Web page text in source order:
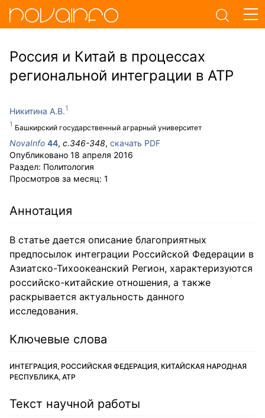
Россия и Китай в процессах
региональной интеграции в АТР
Никитина А.В.
Башкирский государственный аграрный университет
NovaInfo 44, с.346-348, скачать PDF
Опубликовано 18 апреля 2016
Раздел: Политология
Просмотров за месяц: 1
Аннотация
В статье дается описание благоприятных
предпосылок интеграции Российской Федерации в
Азиатско-Тихоокеанский Регион, характеризуются
российско-китайские отношения, а также
раскрывается актуальность данного
исследования.
Ключевые слова
ИНТЕГРАЦИЯ, РОССИЙСКАЯ ФЕДЕРАЦИЯ, КИТАЙСКАЯ НАРОДНАЯ
РЕСПУБЛИКА, АТР
Текст научной работы